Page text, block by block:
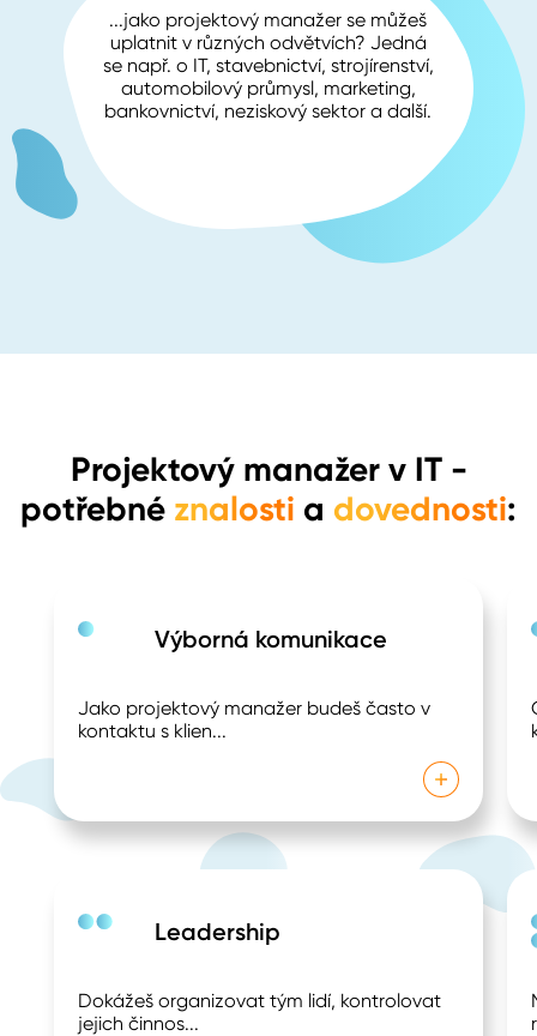
...jako projektový manažer se můžeš
uplatnit v různých odvětvích? Jedná
se např. o IT, stavebnictví, strojírenství,
automobilový průmysl, marketing,
bankovnictví, neziskový sektor a další.
Projektový manažer v IT-
potřebné znalosti a dovednosti:
Výborná komunikace
Jako projektový manažer budeš často v
kontaktu s klien...
Leadership
Dokážeš organizovat tým lidí, kontrolovat
jejich činnos...